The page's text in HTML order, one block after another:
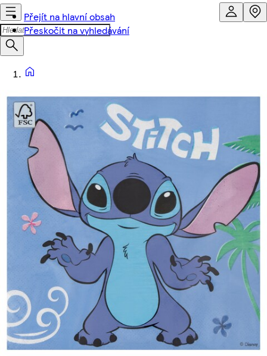
Přejít na hlavní obsah
Přeskočit na vyhledávání